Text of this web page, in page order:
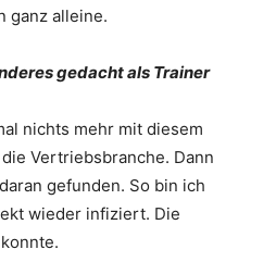
ganz alleine.
gedacht als Trainer
nichts mehr mit diesem
Vertriebsbranche. Dann
gefunden. So bin ich
wieder infiziert. Die